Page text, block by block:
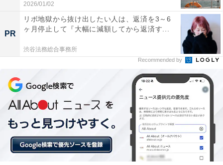
第1位：名古屋市中区（愛知県）
1位は、4年連続で「名古屋市中区」が獲得。
「買って住みたい行政区ランキング」は今回で4回目と
2026/01/02
PR
リボ地獄から抜け出したい人は、返済を3～6
ヶ月停止して『大幅に減額してから返済す...
渋谷法務総合事務所
Recommended by